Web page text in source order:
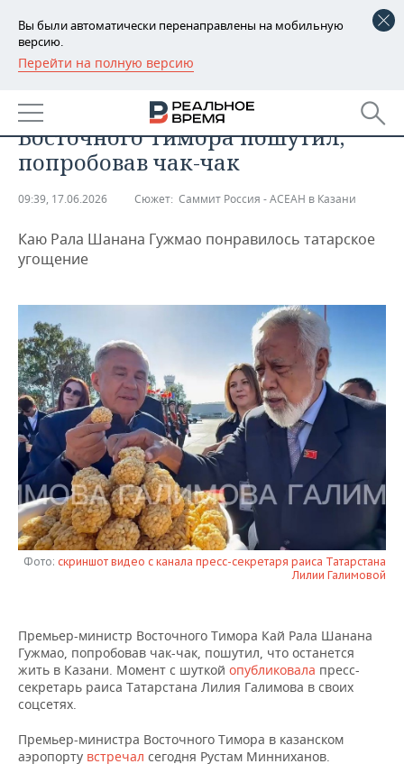
Вы были автоматически перенаправлены на мобильную
версию.
Перейти на полную версию
РЕГИОНЫ
БАШКОРТОСТАН
ТАТАРСТАН
НОВОСТИ
АНАЛИТИКА
ДЕКЛАРАЦИИ О ДОХОДАХ
КОРОЛИ ГОСЗАКАЗА ПФО
КОМУ ПРИНАДЛЕЖАТ
ТОРГОВЫЕ ЦЕНТРЫ
ТАТАРСТАНА
НОВОСТИ ЭКОНОМИКИ
ФИНАНСЫ
БЮДЖЕТ
ИНВЕСТИЦИИ
ПРОМЫШЛЕННОСТЬ
НОВОСТИ
АГРОПРОМ
МАШИНОСТРОЕНИЕ
НЕФТЕХИМИЯ
НЕФТЬ
ОПК
ЭНЕРГЕТИКА
НЕДВИЖИМОСТЬ
НОВОСТИ АВТО
БИЗНЕС
НОВОСТИ БИЗНЕСА
РОЗНИЧНАЯ ТОРГОВЛЯ
ТРАНСПОРТ
УСЛУГИ
ТЕХНОЛОГИИ
НОВОСТИ ТЕХНОЛОГИЙ
IT
МЕДИА
ТЕЛЕКОММУНИКАЦИИ
МЕРОПРИЯТИЯ
НОВОСТИ МЕРОПРИЯТИЙ
ВЫЕЗДНАЯ РЕДАКЦИЯ
БИЗНЕС-БРАНЧИ
ОТКРЫТАЯ ЛЕКЦИЯ
СПОРТ
НОВОСТИ СПОРТА
ФУТБОЛ
БАСКЕТБОЛ
ВОЛЕЙБОЛ
ОБЩЕСТВО
НОВОСТИ ОБЩЕСТВА
ИНФРАСТРУКТУРА
ИСТОРИЯ
ФОТОГАЛЕРЕЯ
СПРАВОЧНИК
СПИСОК ПЕРСОН
ПОЛНАЯ ВЕРСИЯ
«Я останусь в Казани»: премьер
Восточного Тимора пошутил,
попробовав чак-чак
09:39, 17.06.2026 Сюжет: Саммит Россия - АСЕАН в Казани
Каю Рала Шанана Гужмао понравилось татарское
угощение
Фото: скриншот видео с канала пресс-секретаря раиса Татарстана
Лилии Галимовой
Премьер-министр Восточного Тимора Кай Рала Шанана
Гужмао, попробовав чак-чак, пошутил, что останется
жить в Казани. Момент с шуткой опубликовала пресс-
секретарь раиса Татарстана Лилия Галимова в своих
соцсетях.
Премьер-министра Восточного Тимора в казанском
аэропорту встречал сегодня Рустам Минниханов.